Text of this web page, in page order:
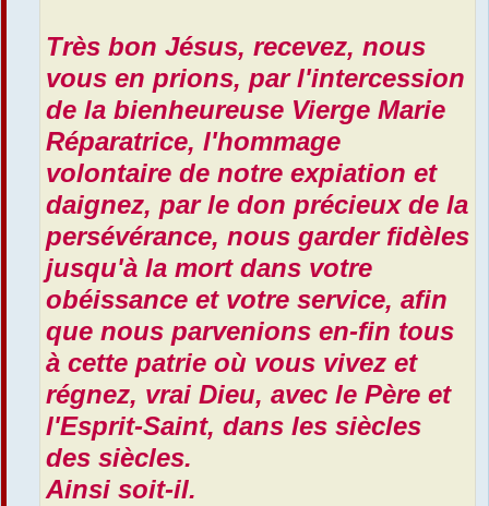
Très bon Jésus, recevez, nous
vous en prions, par l'intercession
de la bienheureuse Vierge Marie
Réparatrice, l'hommage
volontaire de notre expiation et
daignez, par le don précieux de la
persévérance, nous garder fidèles
jusqu'à la mort dans votre
obéissance et votre service, afin
que nous parvenions en-fin tous
à cette patrie où vous vivez et
régnez, vrai Dieu, avec le Père et
l'Esprit-Saint, dans les siècles
des siècles.
Ainsi soit-il.